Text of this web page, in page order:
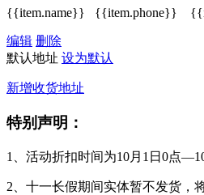
{{item.name}} {{item.phone}}
编辑 删除
默认地址 设为默认
新增收货地址
特别声明：
1、活动折扣时间为10月1日0点
2、十一长假期间实体暂不发货，